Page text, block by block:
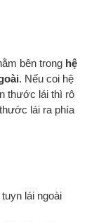
bên trong hệ
. Nếu coi hệ
thước lái thì rô
lái ra phía
lái ngoài